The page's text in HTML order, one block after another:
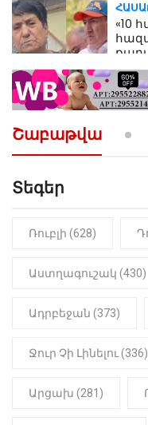
«10
Շաբաթվա
Տեգեր
Ռուբլի (628)
Աստղագուշակ (430)
Ադրբեջան (373)
Ջուր Չի Լինելու (336)
Արցախ (281)